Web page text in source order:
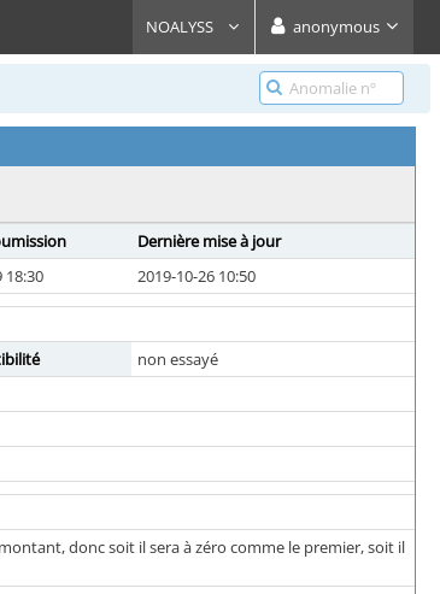
NOALYSS anonymous
Dernière mise à jour
18:30 2019-10-26 10:50
non essayé
donc soit il sera à zéro comme le premier, soit il